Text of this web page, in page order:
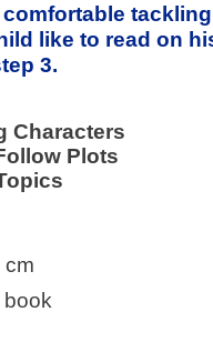
like to read on
3.
Characters
Plots
cm